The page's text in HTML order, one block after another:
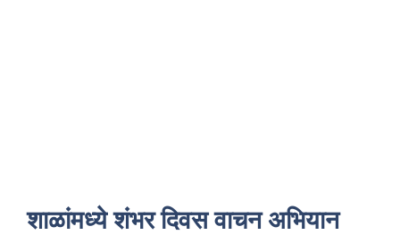
शाळांमध्ये शंभर दिवस वाचन अभियान